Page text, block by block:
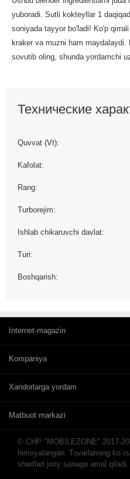
yuboradi. Sutli kokteyllar 1
soniyada tayyor bo'ladi! Ko'p
kraker va muzni ham
sovutib oling, shunda yordamchi
Технические
Quvvat (Vt):
Kafolat:
Rang:
Turborejim:
Ishlab chikaruvchi davlat:
Turi:
Boshqarish:
Internet-magazin
Kompaniya
Xaridorlarga yordam
Matbuot markazi
© CHP "MOBILEZONE" 2017-
himoyalangan. Tovarlarning
shartlari joriy sanaga amal qiladi.